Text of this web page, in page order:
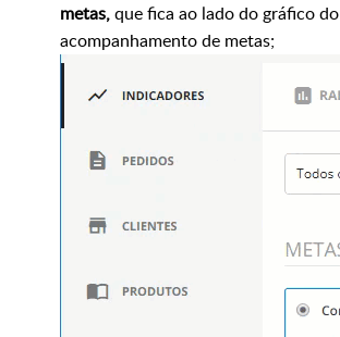
metas,que fica ao lado do gráfico do
acompanhamento de metas;